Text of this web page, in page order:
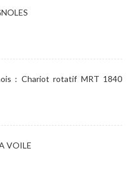
: Chariot rotatif MRT 1840
VOILE